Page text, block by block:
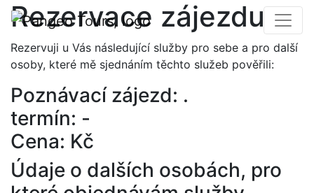
Rezervace zájezdu
Rezervuji u Vás následující služby pro sebe a pro další
osoby, které mě sjednáním těchto služeb pověřili:
Poznávací zájezd: .
termín: -
Cena: Kč
Údaje o dalších osobách, pro